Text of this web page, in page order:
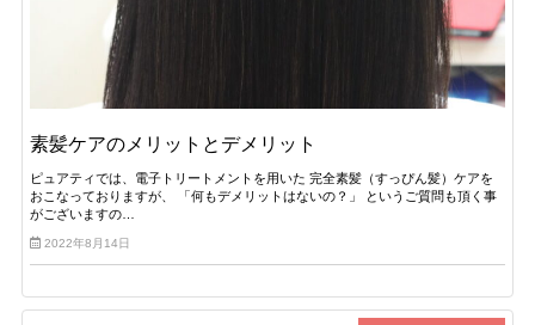
素髪ケアのメリットとデメリット
ピュアティでは、電子トリートメントを用いた 完全素髪（すっぴん髪）ケアを
おこなっておりますが、 「何もデメリットはないの？」 というご質問も頂く事
がございますの…
2022年8月14日